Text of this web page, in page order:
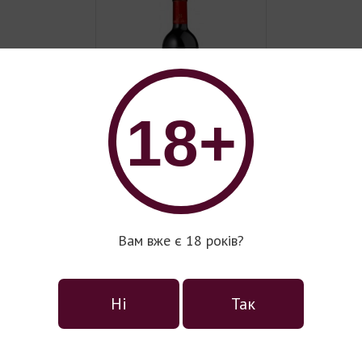
18+
Вам вже є 18 років?
Ні Так
Замкові вина колекції Les
Grands Chais de France